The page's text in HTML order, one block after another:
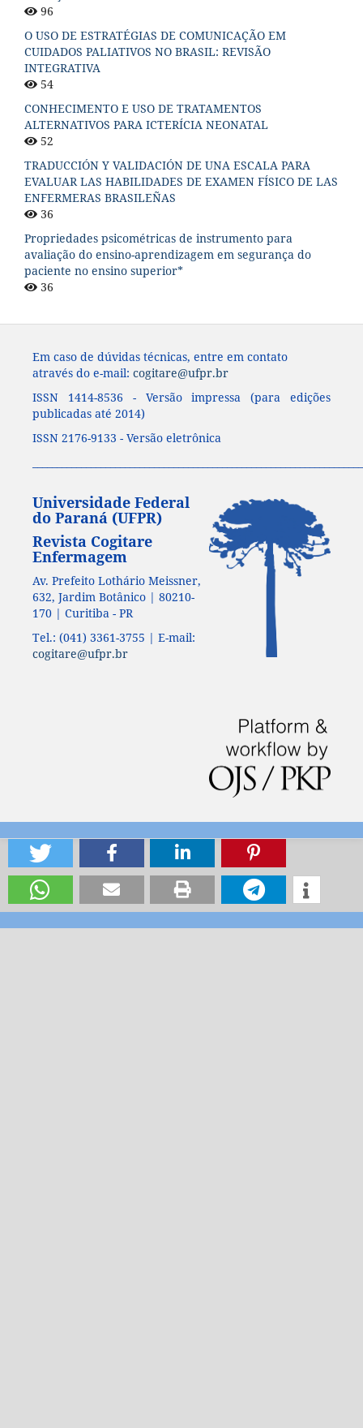
96
O USO DE ESTRATÉGIAS DE COMUNICAÇÃO EM
CUIDADOS PALIATIVOS NO BRASIL: REVISÃO
INTEGRATIVA
54
CONHECIMENTO E USO DE TRATAMENTOS
ALTERNATIVOS PARA ICTERÍCIA NEONATAL
52
TRADUCCIÓN Y VALIDACIÓN DE UNA ESCALA PARA
EVALUAR LAS HABILIDADES DE EXAMEN FÍSICO DE LAS
ENFERMERAS BRASILEÑAS
36
Propriedades psicométricas de instrumento para
avaliação do ensino-aprendizagem em segurança do
paciente no ensino superior*
36
Em caso de dúvidas técnicas, entre em contato
através do e-mail: cogitare@ufpr.br
ISSN 1414-8536 - Versão impressa (para edições
publicadas até 2014)
ISSN 2176-9133 - Versão eletrônica
Universidade Federal
do Paraná (UFPR)
Revista Cogitare
Enfermagem
Av. Prefeito Lothário Meissner,
632, Jardim Botânico | 80210-
170 | Curitiba - PR
Tel.: (041) 3361-3755 | E-mail:
cogitare@ufpr.br